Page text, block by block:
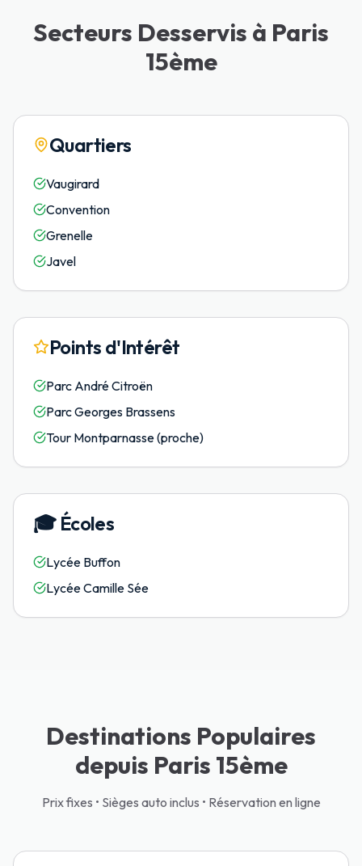
Secteurs Desservis à Paris
15ème
Quartiers
Vaugirard
Convention
Grenelle
Javel
Points d'Intérêt
Parc André Citroën
Parc Georges Brassens
Tour Montparnasse (proche)
🎓 Écoles
Lycée Buffon
Lycée Camille Sée
Destinations Populaires
depuis Paris 15ème
Prix fixes • Sièges auto inclus • Réservation en ligne